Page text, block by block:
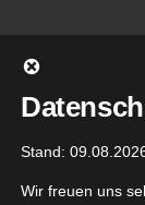
springen
Stand:
Wir freuen uns